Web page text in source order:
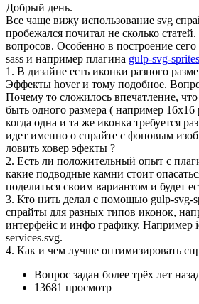
Добрый день.
Все чаще вижу использование svg
пробежался почитал не сколько
вопросов. Особенно в построение
sass и например плагина gulp-svg-sprites
1. В дизайне есть иконки разного
Эффекты hover и тому подобное.
Почему то сложилось впечатление,
быть одного размера ( например 16x16
когда одна и та же иконка требуется
идет именно о спрайте с фоновым
ловить ховер эфекты ?
2. Есть ли положительный опыт с
какие подводные камни стоит
поделиться своим вариантом и будет
3. Кто нить делал с помощью gulp-svg-
спрайты для разных типов иконок,
интерфейс и инфо графику. Например
services.svg.
4. Как и чем лучше оптимизировать
Вопрос задан более трёх лет
13681 просмотр